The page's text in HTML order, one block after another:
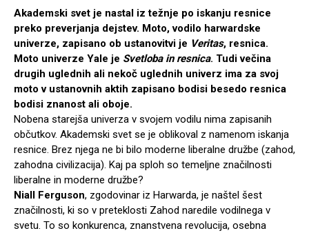
Akademski svet je nastal iz težnje po iskanju resnice
preko preverjanja dejstev. Moto, vodilo harwardske
univerze, zapisano ob ustanovitvi je Veritas, resnica.
Moto univerze Yale je Svetloba in resnica. Tudi večina
drugih uglednih ali nekoč uglednih univerz ima za svoj
moto v ustanovnih aktih zapisano bodisi besedo resnica
bodisi znanost ali oboje.
Nobena starejša univerza v svojem vodilu nima zapisanih
občutkov. Akademski svet se je oblikoval z namenom iskanja
resnice. Brez njega ne bi bilo moderne liberalne družbe (zahod,
zahodna civilizacija). Kaj pa sploh so temeljne značilnosti
liberalne in moderne družbe?
Niall Ferguson, zgodovinar iz Harwarda, je naštel šest
značilnosti, ki so v preteklosti Zahod naredile vodilnega v
svetu. To so konkurenca, znanstvena revolucija, osebna